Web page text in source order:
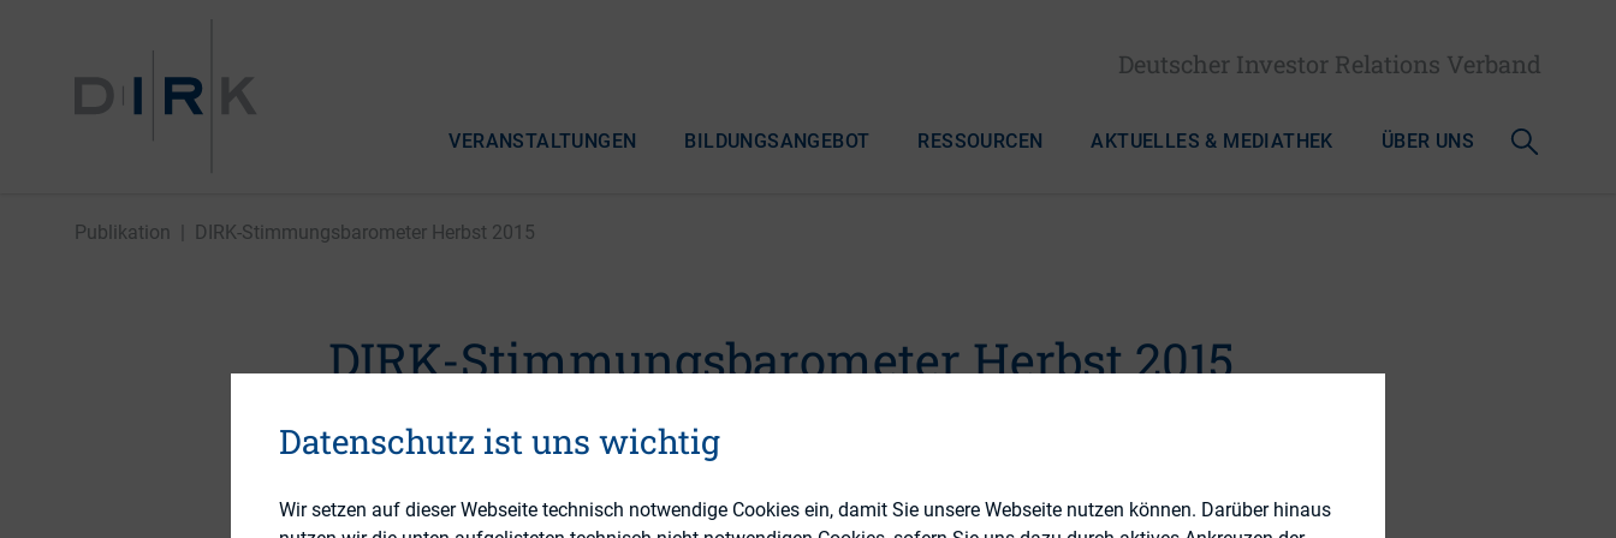
Deutscher Investor Relations Verband
VERANSTALTUNGEN BILDUNGSANGEBOT RESSOURCEN AKTUELLES & MEDIATHEK ÜBER UNS
Publikation DIRK-Stimmungsbarometer Herbst 2015
DIRK-Stimmungsbarometer Herbst 2015
Datenschutz ist uns wichtig
Wir setzen auf dieser Webseite technisch notwendige Cookies ein, damit Sie unsere Webseite nutzen können. Darüber hinaus